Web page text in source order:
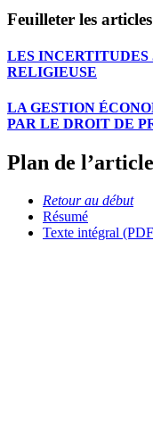
Feuilleter les
LES
RELIGIEUSE
LA GESTION
PAR LE DROIT DE
Plan de l’article
Retour au début
Résumé
Texte intégral